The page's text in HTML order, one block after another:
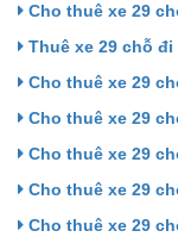
Cho thuê xe 29
Thuê xe 29 chỗ
Cho thuê xe 29
Cho thuê xe 29
Cho thuê xe 29
Cho thuê xe 29
Cho thuê xe 29